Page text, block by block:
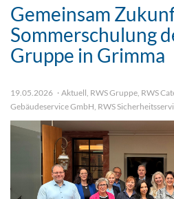
Gemeinsam
Sommerschulung
Gruppe in Grimma
19.05.2026 Aktuell RWS Gruppe RWS
Gebäudeservice GmbH RWS